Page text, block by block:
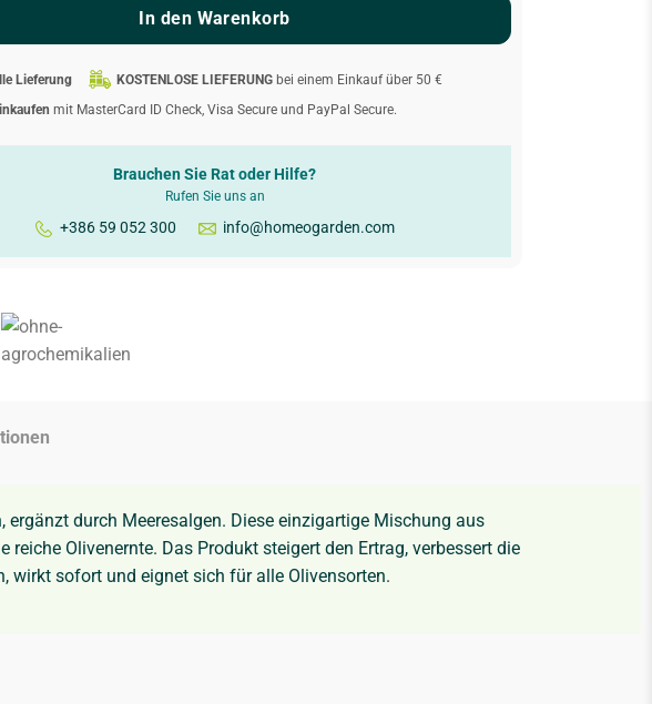
In den Warenkorb
Lieferung KOSTENLOSE LIEFERUNG bei einem Einkauf über 50 €
mit MasterCard ID Check, Visa Secure und PayPal Secure.
Brauchen Sie Rat oder Hilfe?
Rufen Sie uns an
+386 59 052 300 info@homeogarden.com
durch Meeresalgen. Diese einzigartige Mischung aus
Olivenernte. Das Produkt steigert den Ertrag, verbessert die
wirkt sofort und eignet sich für alle Olivensorten.